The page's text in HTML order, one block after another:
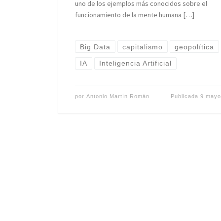
uno de los ejemplos más conocidos sobre el
funcionamiento de la mente humana […]
Big Data capitalismo geopolítica
IA Inteligencia Artificial
por Antonio Martín Román Publicada 9